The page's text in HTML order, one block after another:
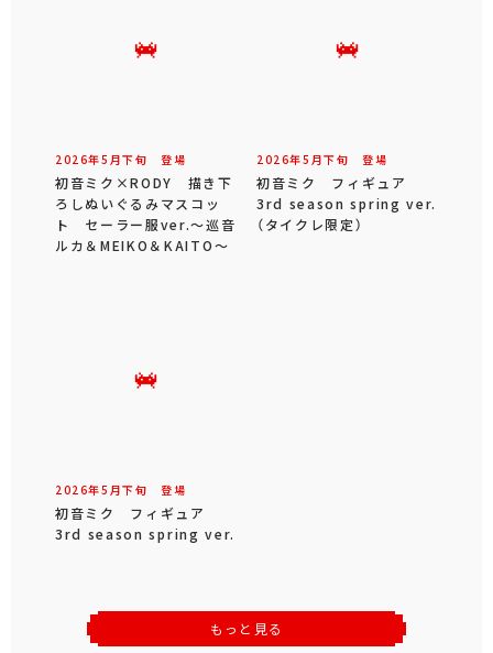
2026年5 月下旬 登場
初音ミク×RODY 描き下
ろしぬいぐるみマスコッ
ト セーラー服ver.～巡音
ルカ＆MEIKO＆KAITO～
2026年5 月下旬 登場
初音ミク フィギュア
3rd season spring ver.
（タイクレ限定）
2026年5 月下旬 登場
初音ミク フィギュア
3rd season spring ver.
もっと見る